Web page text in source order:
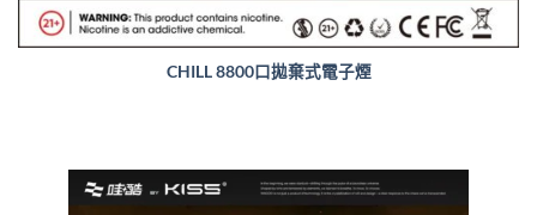
CHILL 8800口拋棄式電子煙